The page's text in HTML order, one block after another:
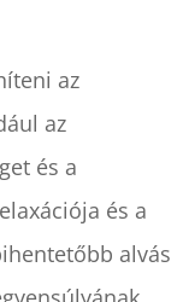
az
az
és a
és a
alvás